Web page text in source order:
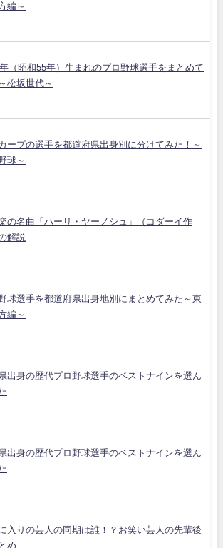
編～
（昭和55年）生まれのプロ野球選手をまとめて
松坂世代～
ープの選手を都道府県出身別に分けてみた！～
球～
の名曲「ハーリ・ヤーノシュ」（コダーイ作
解説
球選手を都道府県出身地別にまとめてみた～東
編～
出身の歴代プロ野球選手のベストナインを選ん
出身の歴代プロ野球選手のベストナインを選ん
入りの芸人の同期は誰！？お笑い芸人の先輩後
め